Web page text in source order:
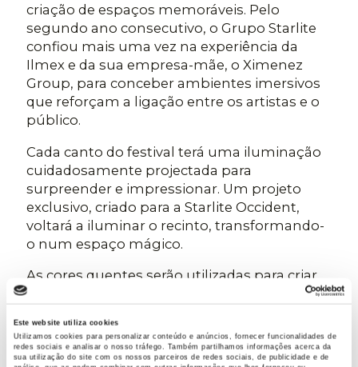
Este website utiliza cookies
Utilizamos cookies para personalizar conteúdo e anúncios, fornecer funcionalidades de
redes sociais e analisar o nosso tráfego. Também partilhamos informações acerca da
sua utilização do site com os nossos parceiros de redes sociais, de publicidade e de
criação de espaços memoráveis. Pelo
segundo ano consecutivo, o Grupo Starlite
confiou mais uma vez na experiência da
Ilmex e da sua empresa-mãe, o Ximenez
Group, para conceber ambientes imersivos
que reforçam a ligação entre os artistas e o
público.
Cada canto do festival terá uma iluminação
cuidadosamente projectada para
surpreender e impressionar. Um projeto
exclusivo, criado para a Starlite Occident,
voltará a iluminar o recinto, transformando-
o num espaço mágico.
As cores quentes serão utilizadas para criar
uma experiência visual inesquecível, com
um toque único ao festival. Trata-se de
cordas de luz branca quente, cortinas de luz